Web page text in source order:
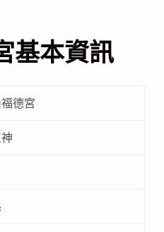
基本資訊
福德宮